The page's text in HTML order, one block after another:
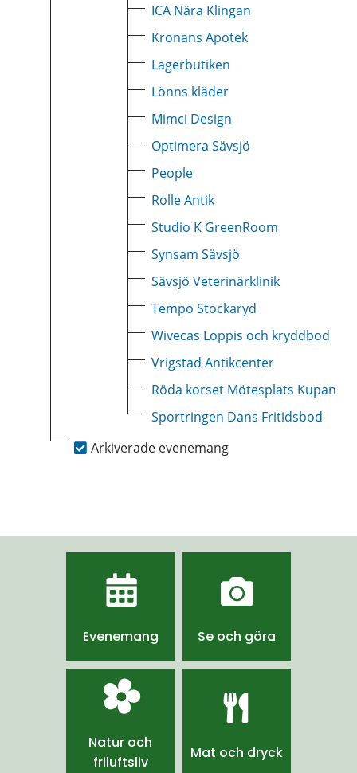
ICA Nära Klingan
Kronans Apotek
Lagerbutiken
Lönns kläder
Mimci Design
Optimera Sävsjö
People
Rolle Antik
Studio K GreenRoom
Synsam Sävsjö
Sävsjö Veterinärklinik
Tempo Stockaryd
Wivecas Loppis och kryddbod
Vrigstad Antikcenter
Röda korset Mötesplats Kupan
Sportringen Dans Fritidsbod
Arkiverade evenemang
Evenemang Se och göra
Natur och
friluftsliv
Mat och dryck